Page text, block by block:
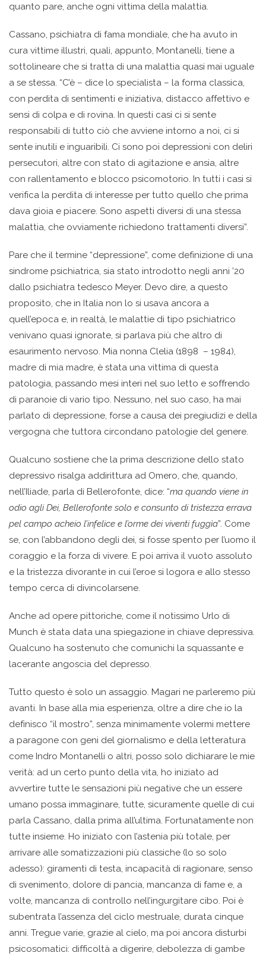
quanto pare, anche ogni vittima della malattia.
Cassano, psichiatra di fama mondiale, che ha avuto in
cura vittime illustri, quali, appunto, Montanelli, tiene a
sottolineare che si tratta di una malattia quasi mai uguale
a se stessa. “C’è – dice lo specialista – la forma classica,
con perdita di sentimenti e iniziativa, distacco affettivo e
sensi di colpa e di rovina. In questi casi ci si sente
responsabili di tutto ciò che avviene intorno a noi, ci si
sente inutili e inguaribili. Ci sono poi depressioni con deliri
persecutori, altre con stato di agitazione e ansia, altre
con rallentamento e blocco psicomotorio. In tutti i casi si
verifica la perdita di interesse per tutto quello che prima
dava gioia e piacere. Sono aspetti diversi di una stessa
malattia, che ovviamente richiedono trattamenti diversi”.
Pare che il termine “depressione”, come definizione di una
sindrome psichiatrica, sia stato introdotto negli anni ’20
dallo psichiatra tedesco Meyer. Devo dire, a questo
proposito, che in Italia non lo si usava ancora a
quell’epoca e, in realtà, le malattie di tipo psichiatrico
venivano quasi ignorate, si parlava più che altro di
esaurimento nervoso. Mia nonna Clelia (1898 – 1984),
madre di mia madre, è stata una vittima di questa
patologia, passando mesi interi nel suo letto e soffrendo
di paranoie di vario tipo. Nessuno, nel suo caso, ha mai
parlato di depressione, forse a causa dei pregiudizi e della
vergogna che tuttora circondano patologie del genere.
Qualcuno sostiene che la prima descrizione dello stato
depressivo risalga addirittura ad Omero, che, quando,
nell’Iliade, parla di Bellerofonte, dice: “ma quando viene in
odio agli Dei, Bellerofonte solo e consunto di tristezza errava
pel campo acheio l’infelice e l’orme dei viventi fuggìa”. Come
se, con l’abbandono degli dei, si fosse spento per l’uomo il
coraggio e la forza di vivere. E poi arriva il vuoto assoluto
e la tristezza divorante in cui l’eroe si logora e allo stesso
tempo cerca di divincolarsene.
Anche ad opere pittoriche, come il notissimo Urlo di
Munch è stata data una spiegazione in chiave depressiva.
Qualcuno ha sostenuto che comunichi la squassante e
lacerante angoscia del depresso.
Tutto questo è solo un assaggio. Magari ne parleremo più
avanti. In base alla mia esperienza, oltre a dire che io la
definisco “il mostro”, senza minimamente volermi mettere
a paragone con geni del giornalismo e della letteratura
come Indro Montanelli o altri, posso solo dichiarare le mie
verità: ad un certo punto della vita, ho iniziato ad
avvertire tutte le sensazioni più negative che un essere
umano possa immaginare, tutte, sicuramente quelle di cui
parla Cassano, dalla prima all’ultima. Fortunatamente non
tutte insieme. Ho iniziato con l’astenia più totale, per
arrivare alle somatizzazioni più classiche (lo so solo
adesso): giramenti di testa, incapacità di ragionare, senso
di svenimento, dolore di pancia, mancanza di fame e, a
volte, mancanza di controllo nell’ingurgitare cibo. Poi è
subentrata l’assenza del ciclo mestruale, durata cinque
anni. Tregue varie, grazie al cielo, ma poi ancora disturbi
psicosomatici: difficoltà a digerire, debolezza di gambe